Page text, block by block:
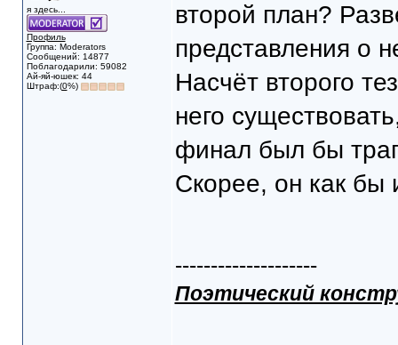
я здесь...
Профиль
Группа: Moderators
Сообщений: 14877
Поблагодарили: 59082
Ай-яй-юшек: 44
Штраф:(0%)
второй план?
представления о
Насчёт второго
него
финал был бы
Скорее, он как бы
--------------------
Поэтический